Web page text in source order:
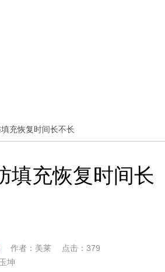
充恢复时间长不长
填充恢复时间长
作者：美莱 点击：379
坤